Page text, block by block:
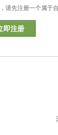
请先注册一个属于
即注册